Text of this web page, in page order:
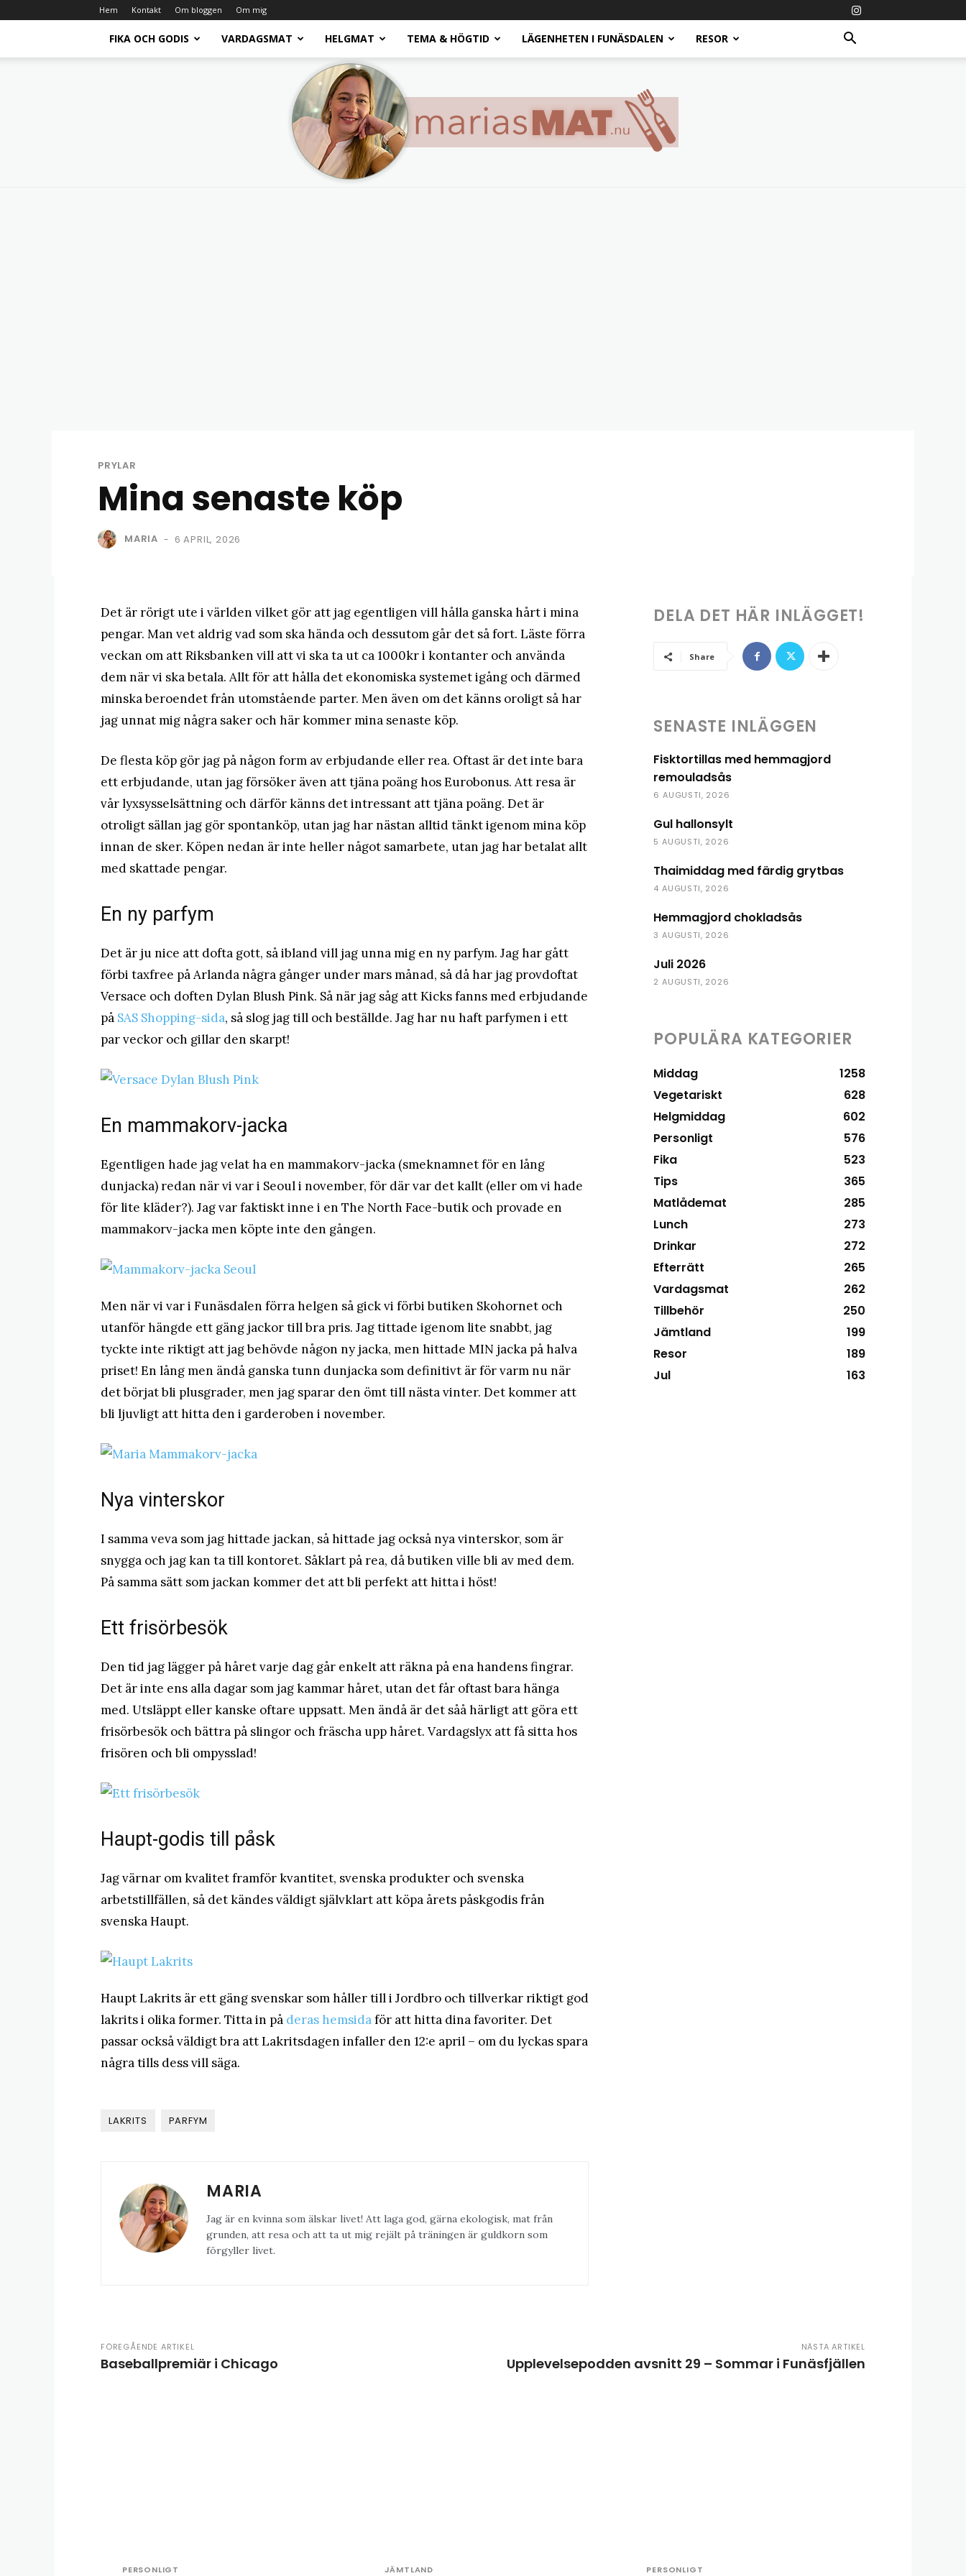
Hem Kontakt Om bloggen Om mig
FIKA OCH GODIS VARDAGSMAT HELGMAT TEMA & HÖGTID LÄGENHETEN I FUNÄSDALEN RESOR
PRYLAR
Mina senaste köp
MARIA - 6 APRIL, 2026
Det är rörigt ute i världen vilket gör att jag egentligen vill hålla ganska hårt i mina
pengar. Man vet aldrig vad som ska hända och dessutom går det så fort. Läste förra
veckan om att Riksbanken vill att vi ska ta ut ca 1000kr i kontanter och använda
dem när vi ska betala. Allt för att hålla det ekonomiska systemet igång och därmed
minska beroendet från utomstående parter. Men även om det känns oroligt så har
jag unnat mig några saker och här kommer mina senaste köp.
De flesta köp gör jag på någon form av erbjudande eller rea. Oftast är det inte bara
ett erbjudande, utan jag försöker även att tjäna poäng hos Eurobonus. Att resa är
vår lyxsysselsättning och därför känns det intressant att tjäna poäng. Det är
otroligt sällan jag gör spontanköp, utan jag har nästan alltid tänkt igenom mina köp
innan de sker. Köpen nedan är inte heller något samarbete, utan jag har betalat allt
med skattade pengar.
En ny parfym
Det är ju nice att dofta gott, så ibland vill jag unna mig en ny parfym. Jag har gått
förbi taxfree på Arlanda några gånger under mars månad, så då har jag provdoftat
Versace och doften Dylan Blush Pink. Så när jag såg att Kicks fanns med erbjudande
på SAS Shopping-sida, så slog jag till och beställde. Jag har nu haft parfymen i ett
par veckor och gillar den skarpt!
En mammakorv-jacka
Egentligen hade jag velat ha en mammakorv-jacka (smeknamnet för en lång
dunjacka) redan när vi var i Seoul i november, för där var det kallt (eller om vi hade
för lite kläder?). Jag var faktiskt inne i en The North Face-butik och provade en
mammakorv-jacka men köpte inte den gången.
Men när vi var i Funäsdalen förra helgen så gick vi förbi butiken Skohornet och
utanför hängde ett gäng jackor till bra pris. Jag tittade igenom lite snabbt, jag
tyckte inte riktigt att jag behövde någon ny jacka, men hittade MIN jacka på halva
priset! En lång men ändå ganska tunn dunjacka som definitivt är för varm nu när
det börjat bli plusgrader, men jag sparar den ömt till nästa vinter. Det kommer att
bli ljuvligt att hitta den i garderoben i november.
Nya vinterskor
I samma veva som jag hittade jackan, så hittade jag också nya vinterskor, som är
snygga och jag kan ta till kontoret. Såklart på rea, då butiken ville bli av med dem.
På samma sätt som jackan kommer det att bli perfekt att hitta i höst!
Ett frisörbesök
Den tid jag lägger på håret varje dag går enkelt att räkna på ena handens fingrar.
Det är inte ens alla dagar som jag kammar håret, utan det får oftast bara hänga
med. Utsläppt eller kanske oftare uppsatt. Men ändå är det såå härligt att göra ett
frisörbesök och bättra på slingor och fräscha upp håret. Vardagslyx att få sitta hos
frisören och bli ompysslad!
Haupt-godis till påsk
Jag värnar om kvalitet framför kvantitet, svenska produkter och svenska
arbetstillfällen, så det kändes väldigt självklart att köpa årets påskgodis från
svenska Haupt.
Haupt Lakrits är ett gäng svenskar som håller till i Jordbro och tillverkar riktigt god
lakrits i olika former. Titta in på deras hemsidaför att hitta dina favoriter. Det
passar också väldigt bra att Lakritsdagen infaller den 12:e april – om du lyckas spara
några tills dess vill säga.
LAKRITS PARFYM
MARIA
Jag är en kvinna som älskar livet! Att laga god, gärna ekologisk, mat från
grunden, att resa och att ta ut mig rejält på träningen är guldkorn som
förgyller livet.
DELA DET HÄR INLÄGGET!
Share
SENASTE INLÄGGEN
Fisktortillas med hemmagjord
remouladsås
6 AUGUSTI, 2026
Gul hallonsylt
5 AUGUSTI, 2026
Thaimiddag med färdig grytbas
4 AUGUSTI, 2026
Hemmagjord chokladsås
3 AUGUSTI, 2026
Juli 2026
2 AUGUSTI, 2026
POPULÄRA KATEGORIER
Middag
1258
Vegetariskt
628
Helgmiddag
602
Personligt
576
Fika
523
Tips
365
Matlådemat
285
Lunch
273
Drinkar
272
Efterrätt
265
Vardagsmat
262
Tillbehör
250
Jämtland
199
Resor
189
Jul
163
FÖREGÅENDE ARTIKEL
Baseballpremiär i Chicago
NÄSTA ARTIKEL
Upplevelsepodden avsnitt 29 – Sommar i Funäsfjällen
PERSONLIGT JÄMTLAND PERSONLIGT